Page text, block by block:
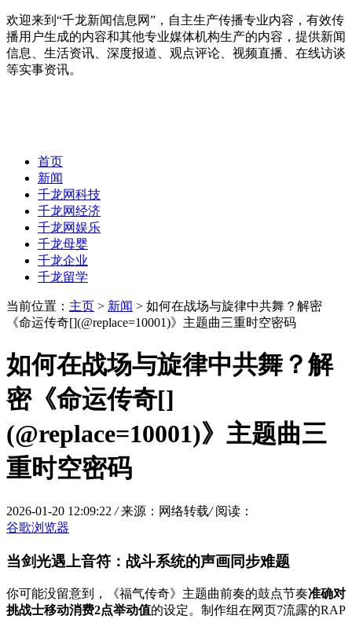
欢迎来到“千龙新闻信息网”，自主生产传播专业内容，有效传
播用户生成的内容和其他专业媒体机构生产的内容，提供新闻
信息、生活资讯、深度报道、观点评论、视频直播、在线访谈
等实事资讯。
首页
新闻
千龙网科技
千龙网经济
千龙网娱乐
千龙母婴
千龙企业
千龙留学
当前位置： 主页 > 新闻 > 如何在战场与旋律中共舞？解密
《命运传奇[](@replace=10001)》主题曲三重时空密码
如何在战场与旋律中共舞？解
密《命运传奇[]
(@replace=10001)》主题曲三
重时空密码
2026-01-20 12:09:22 / 来源：网络转载/ 阅读：
谷歌浏览器
当剑光遇上音符：战斗系统的声画同步难题
你可能没留意到，《福气传奇》主题曲前奏的鼓点节奏准确对
挑战士移动消费2点举动值的设定。制作组在网页7流露的RAP